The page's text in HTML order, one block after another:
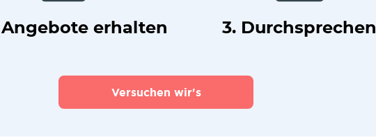
Angebote erhalten 3. Durchsprechen
Versuchen wir's